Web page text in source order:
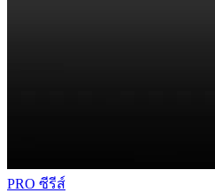
PRO ซีรีส์